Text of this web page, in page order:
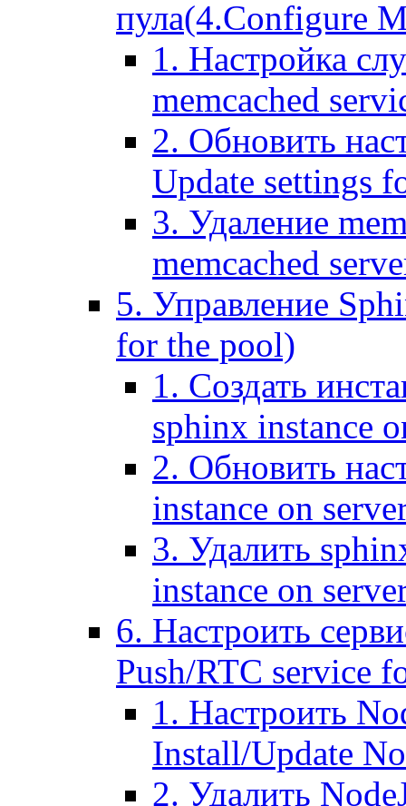
пула(4.Configure
1. Настройка
memcached
2. Обновить
Update settings
3. Удаление
memcached
5. Управление
for the pool)
1. Создать
sphinx instance
2. Обновить
instance on
3. Удалить
instance on
6. Настроить
Push/RTC service
1. Настроить
Install/Update
2. Удалить